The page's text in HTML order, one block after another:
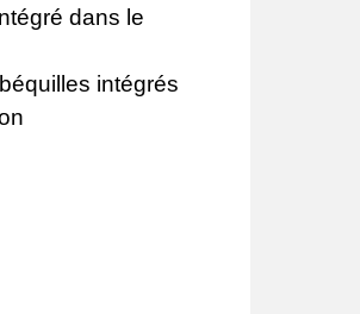
dans le
intégrés